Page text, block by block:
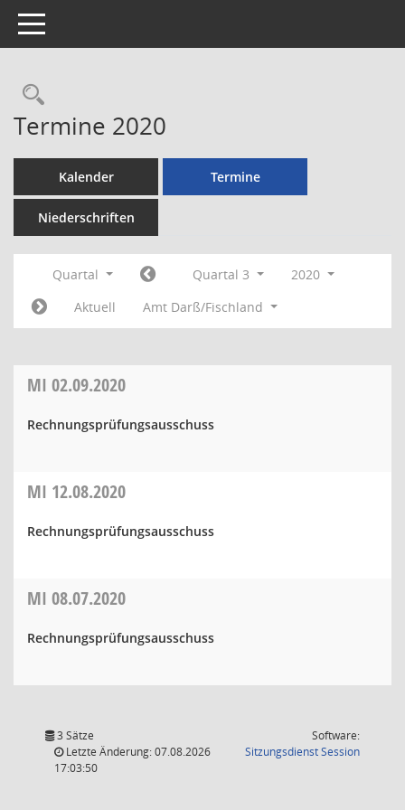
Toggle navigation
Rechercheauswahl
Termine 2020
Kalender Termine
Niederschriften
Quartal Quartal 3
2020
Aktuell
Amt Darß/Fischland
MI 02.09.2020
Rechnungsprüfungsausschuss
MI 12.08.2020
Rechnungsprüfungsausschuss
MI 08.07.2020
Rechnungsprüfungsausschuss
3 Sätze
Letzte Änderung: 07.08.2026
17:03:50
Software:
SitzungsdienstSession(Wird in